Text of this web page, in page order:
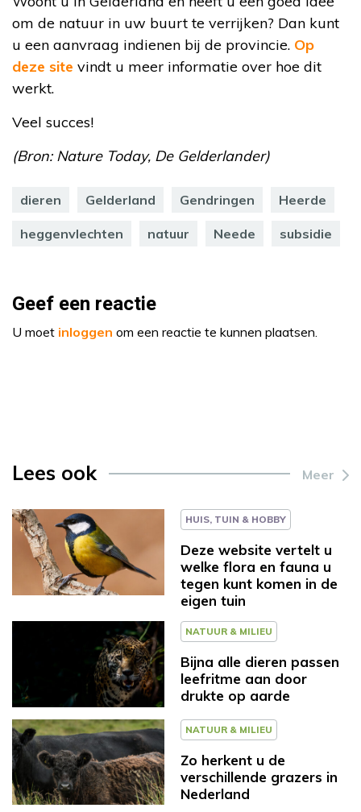
om de natuur in uw buurt te verrijken? Dan kunt
u een aanvraag indienen bij de provincie. Op
deze site vindt u meer informatie over hoe dit
werkt.
Veel succes!
(Bron: Nature Today, De Gelderlander)
dieren Gelderland Gendringen Heerde
heggenvlechten natuur Neede subsidie
Geef een reactie
U moet inloggen om een reactie te kunnen plaatsen.
Lees ook Meer
HUIS, TUIN & HOBBY
Deze website vertelt u
welke flora en fauna u
tegen kunt komen in de
eigen tuin
NATUUR & MILIEU
Bijna alle dieren passen
leefritme aan door
drukte op aarde
NATUUR & MILIEU
Zo herkent u de
verschillende grazers in
Nederland